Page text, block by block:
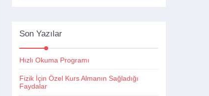
Son Yazılar
Hızlı Okuma Programı
Fizik İçin Özel Kurs Almanın Sağladığı
Faydalar